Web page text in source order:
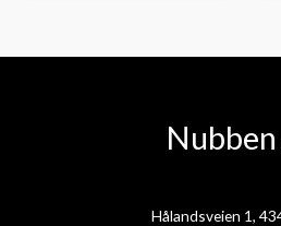
Nubben
Hålandsveien 1,